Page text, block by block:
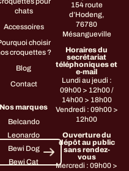
chats
Accessoires
choisir
croquettes ?
Blog
Contact
Nos marques
Belcando
Leonardo
Bewi Dog
Bewi Cat
154 route
d’Hodeng,
76780
Mésangueville
Horaires du
secrétariat
téléphoniques et
e-mail
Lundi au jeudi :
09h00 > 12h00 /
14h00 > 18h00
Vendredi : 09h00 >
12h00
Ouverture du
dépôt au public
sans rendez-
vous
Mercredi : 09h00 >